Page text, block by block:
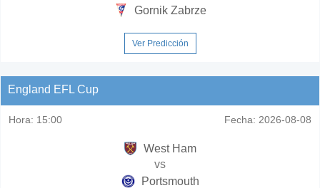
Gornik Zabrze
Ver Predicción
England EFL Cup
Hora: 15:00 Fecha: 2026-08-08
West Ham
vs
Portsmouth